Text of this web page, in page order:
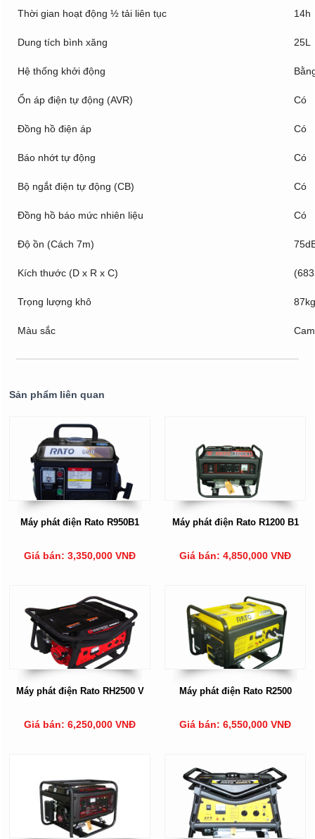
Thời gian hoạt động ½ tải liên tục 14h
Dung tích bình xăng 25L
Hệ thống khởi động
Ổn áp điện tự động (AVR) Có
Đồng hồ điện áp Có
Báo nhớt tự động Có
Bộ ngắt điện tự động (CB) Có
Đồng hồ báo mức nhiên liệu Có
Độ ồn (Cách 7m)
Kích thước (D x R x C)
Trọng lượng khô 87kg
Màu sắc
Sản phẩm liên quan
Máy phát điện Rato R950B1
Giá bán: 3,350,000 VNĐ
Máy phát điện Rato R1200 B1
Giá bán: 4,850,000 VNĐ
Máy phát điện Rato RH2500 V
Giá bán: 6,250,000 VNĐ
Máy phát điện Rato R2500
Giá bán: 6,550,000 VNĐ